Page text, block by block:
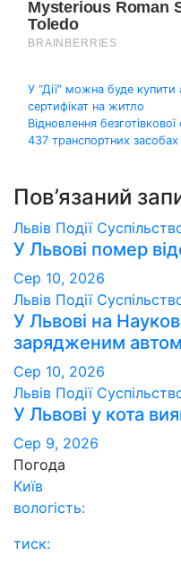
Навігація
записів
У “Дії” можна буде
сертифікат на житло
Відновлення
437 транспортних засобах
Пов’язаний
Львів Події
У Львові помер
Сер 10, 2026
Львів Події
У Львові на
зарядженим
Сер 10, 2026
Львів Події
У Львові у кота
Сер 9, 2026
Погода
Київ
вологість:
тиск: